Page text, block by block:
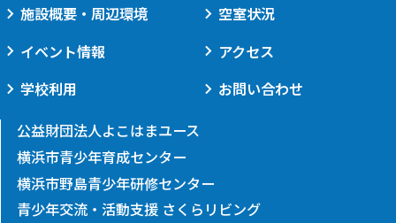
施設概要・周辺環境
イベント情報
学校利用
空室状況
アクセス
お問い合わせ
公益財団法人よこはまユース
横浜市青少年育成センター
横浜市野島青少年研修センター
青少年交流・活動支援 さくらリビング